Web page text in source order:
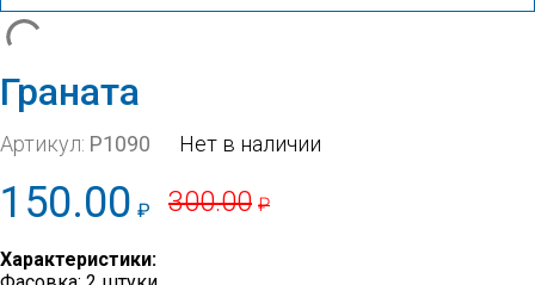
Граната
Артикул: Р1090 Нет в наличии
300.00 ₽
150.00 ₽
Характеристики: